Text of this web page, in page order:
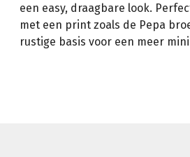
een easy, draagbare look.
met een print zoals de Pepa
rustige basis voor een meer